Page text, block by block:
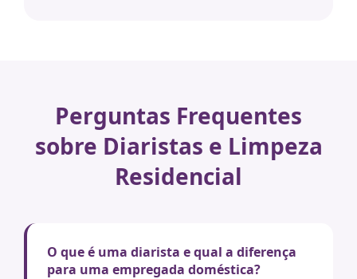
Perguntas Frequentes
sobre Diaristas e Limpeza
Residencial
O que é uma diarista e qual a diferença
para uma empregada doméstica?